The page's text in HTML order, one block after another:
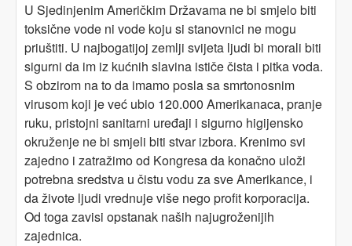
U Sjedinjenim Američkim Državama ne bi smjelo biti
toksične vode ni vode koju si stanovnici ne mogu
priuštiti. U najbogatijoj zemlji svijeta ljudi bi morali biti
sigurni da im iz kućnih slavina ističe čista i pitka voda.
S obzirom na to da imamo posla sa smrtonosnim
virusom koji je već ubio 120.000 Amerikanaca, pranje
ruku, pristojni sanitarni uređaji i sigurno higijensko
okruženje ne bi smjeli biti stvar izbora. Krenimo svi
zajedno i zatražimo od Kongresa da konačno uloži
potrebna sredstva u čistu vodu za sve Amerikance, i
da živote ljudi vrednuje više nego profit korporacija.
Od toga zavisi opstanak naših najugroženijih
zajednica.